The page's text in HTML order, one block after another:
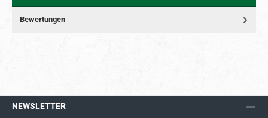
Bewertungen
NEWSLETTER